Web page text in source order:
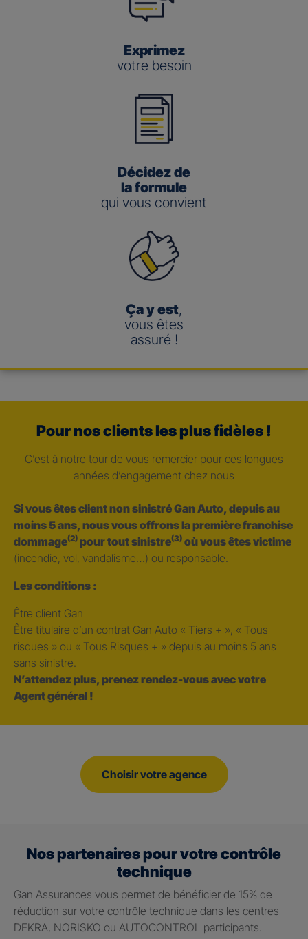
Exprimez
votre besoin
Décidez de
la formule
qui vous convient
Ça y est,
vous êtes
assuré !
Pour nos clients les plus fidèles !
C’est à notre tour de vous remercier pour ces longues
années d’engagement chez nous
Si vous êtes client non sinistré Gan Auto, depuis au
moins 5 ans, nous vous offrons la première franchise
dommage(2) pour tout sinistre(3) où vous êtes victime
(incendie, vol, vandalisme…) ou responsable.
Les conditions :
Être client Gan
Être titulaire d’un contrat Gan Auto « Tiers + », « Tous
risques » ou « Tous Risques + » depuis au moins 5 ans
sans sinistre.
N’attendez plus, prenez rendez-vous avec votre
Agent général !
Choisir votre agence
Nos partenaires pour votre contrôle
technique
Gan Assurances vous permet de bénéficier de 15% de
réduction sur votre contrôle technique dans les centres
DEKRA, NORISKO ou AUTOCONTROL participants.